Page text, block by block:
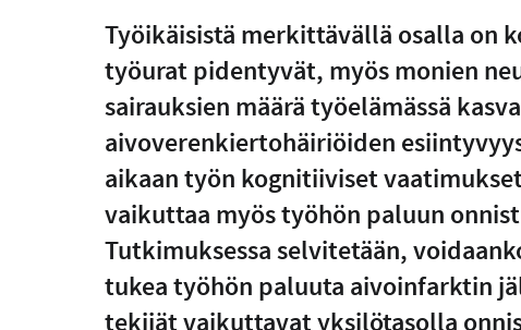
Työikäisistä merkittävällä osalla on
työurat pidentyvät, myös monien
sairauksien määrä työelämässä
aivoverenkiertohäiriöiden
aikaan työn kognitiiviset
vaikuttaa myös työhön paluun
Tutkimuksessa selvitetään,
tukea työhön paluuta aivoinfarktin
tekijät vaikuttavat yksilötasolla